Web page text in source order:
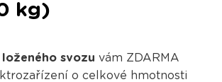
kg)
svozu vám ZDARMA
o celkové hmotnosti